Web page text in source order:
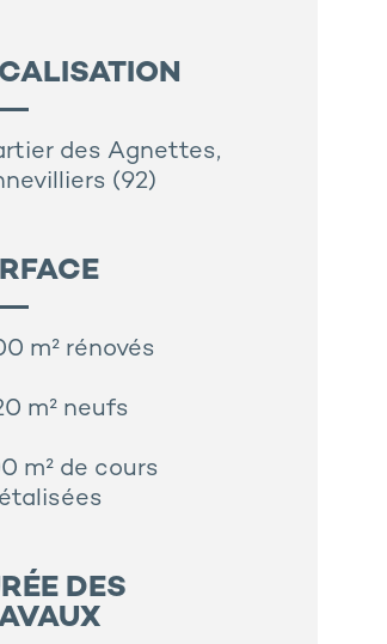
des Agnettes,
(92)
m² rénovés
m² neufs
m² de cours
DES